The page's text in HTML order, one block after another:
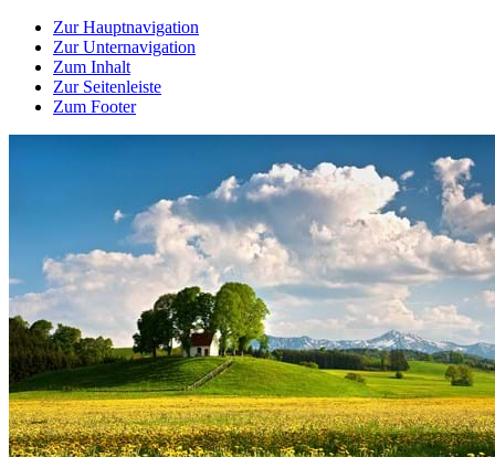
Zur Hauptnavigation
Zur Unternavigation
Zum Inhalt
Zur Seitenleiste
Zum Footer